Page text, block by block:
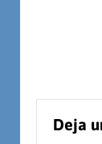
Deja